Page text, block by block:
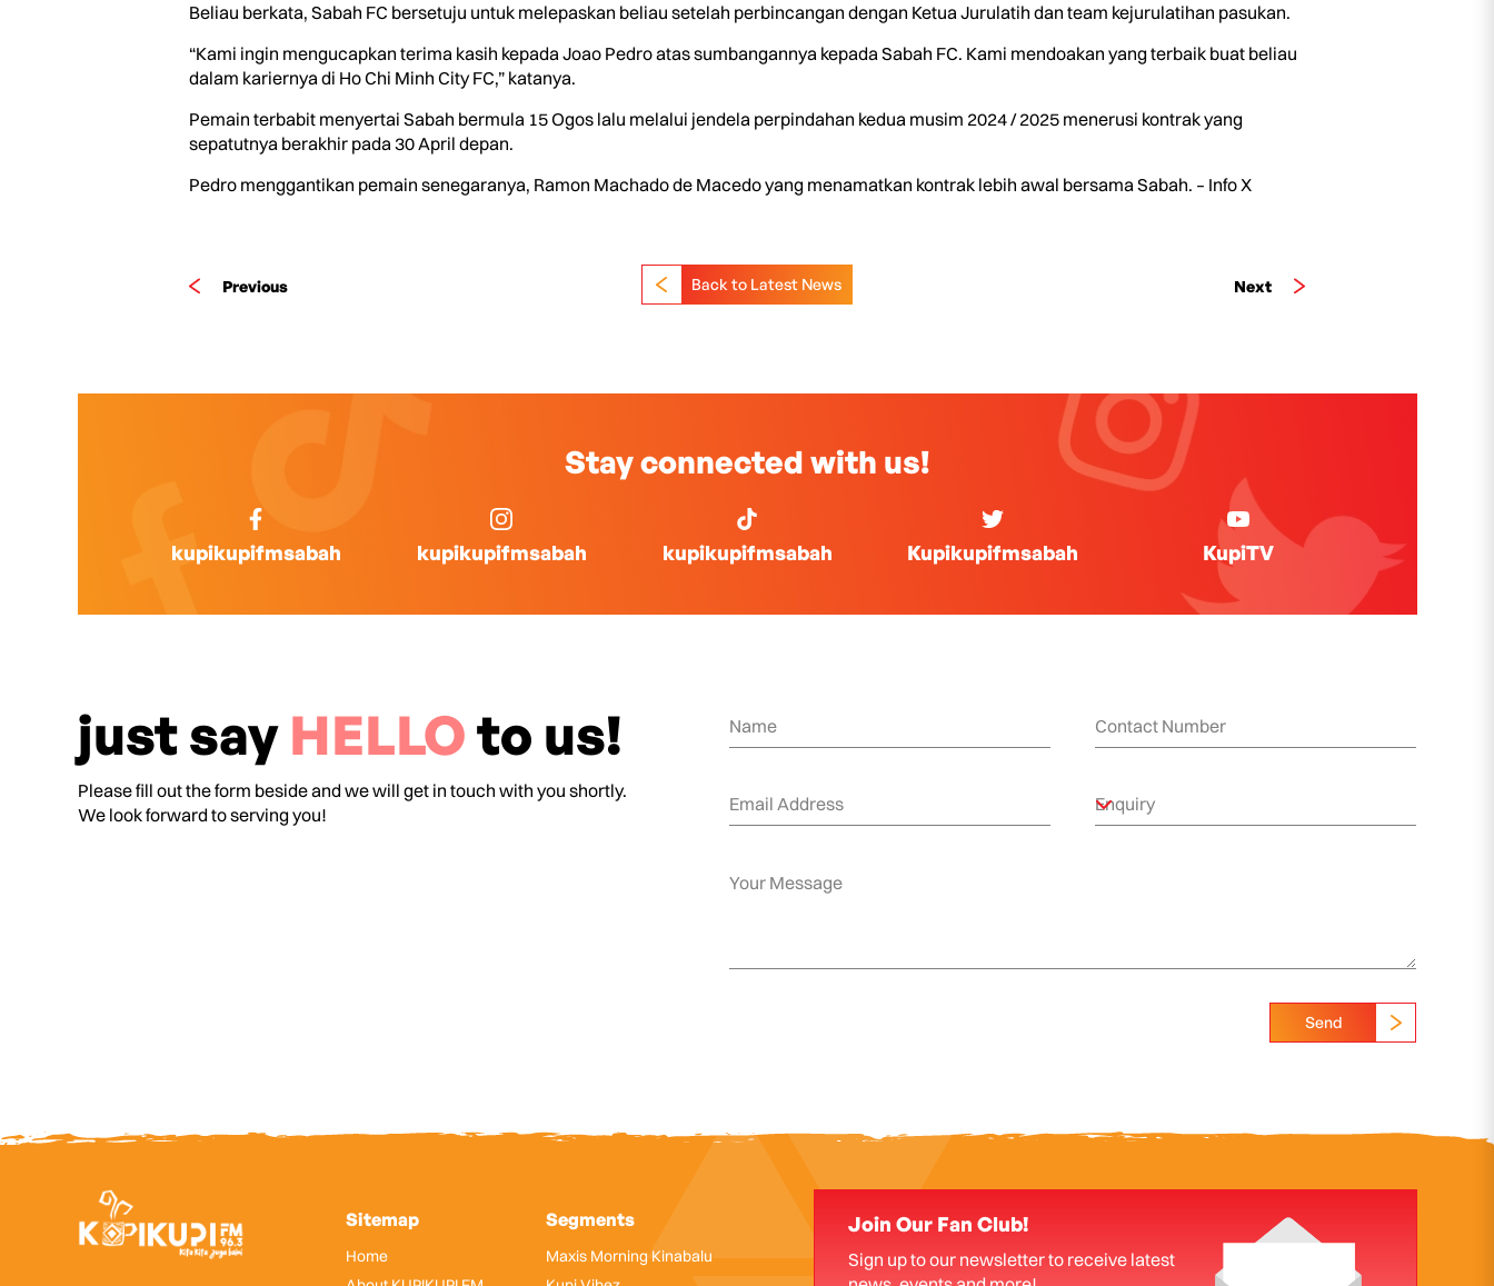
Beliau berkata, Sabah FC bersetuju untuk melepaskan beliau setelah perbincangan dengan Ketua Jurulatih dan team kejurulatihan pasukan.
“Kami ingin mengucapkan terima kasih kepada Joao Pedro atas sumbangannya kepada Sabah FC. Kami mendoakan yang terbaik buat beliau
dalam kariernya di Ho Chi Minh City FC,” katanya.
Pemain terbabit menyertai Sabah bermula 15 Ogos lalu melalui jendela perpindahan kedua musim 2024 / 2025 menerusi kontrak yang
sepatutnya berakhir pada 30 April depan.
Pedro menggantikan pemain senegaranya, Ramon Machado de Macedo yang menamatkan kontrak lebih awal bersama Sabah. – Info X
Previous Next
Back to Latest News
Stay connected with us!
kupikupifmsabah kupikupifmsabah kupikupifmsabah Kupikupifmsabah KupiTV
just say HELLOto us!
Please fill out the form beside and we will get in touch with you shortly.
We look forward to serving you!
Send
Sitemap
Home
Segments
Maxis Morning Kinabalu
Join Our Fan Club!
Sign up to our newsletter to receive latest